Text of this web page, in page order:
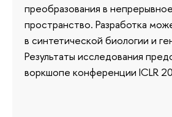
преобразования в
пространство. Разработка
в синтетической биологии и
Результаты исследования
воркшопе конференции ICLR